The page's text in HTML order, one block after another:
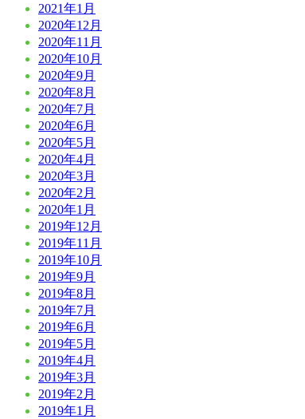
2021年1月
2020年12月
2020年11月
2020年10月
2020年9月
2020年8月
2020年7月
2020年6月
2020年5月
2020年4月
2020年3月
2020年2月
2020年1月
2019年12月
2019年11月
2019年10月
2019年9月
2019年8月
2019年7月
2019年6月
2019年5月
2019年4月
2019年3月
2019年2月
2019年1月